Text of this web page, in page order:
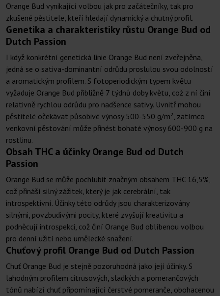
Orange Bud vynikající volbou jak pro začátečníky, tak pro
zkušené pěstitele, kteří hledají dynamický a chutný profil.
Genetika a charakteristiky růstu Orange Bud od
Dutch Passion
I když konkrétní genetická linie Orange Bud není zveřejněna,
jedná se o sativa-dominantní odrůdu proslulou svou odolností
a aromatickým profilem. S fotoperiodickým typem květu
vyžaduje Orange Bud přibližně 7 týdnů doby květu, což z ní činí
relativně rychlou odrůdu pro nadšence sativy. Uvnitř mohou
pěstitelé očekávat působivé výnosy 500-550 g/m², zatímco
venkovní pěstování může přinést bohaté výnosy 600-900 g na
rostlinu.
Obsah THC a účinky Orange Bud od Dutch
Passion
Orange Bud se může pochlubit značným obsahem THC 16,5%,
což přináší silný zážitek, který je jak cerebrální, tak
introspektivní. Účinky této odrůdy jsou charakterizovány
silnými, povzbudivými pocity, které zvyšují kreativitu a
podněcují introspekci, což činí Orange Bud oblíbenou volbou
pro denní užití nebo umělecké snažení.
Chuťový profil Orange Bud od Dutch Passion
Chuť Orange Bud je stejně pozoruhodná jako její účinky. S
lahodným profilem citrusových, sladkých a pomerančových
tónů nabízí chuť připomínající čerstvé pomeranče, obohacenou